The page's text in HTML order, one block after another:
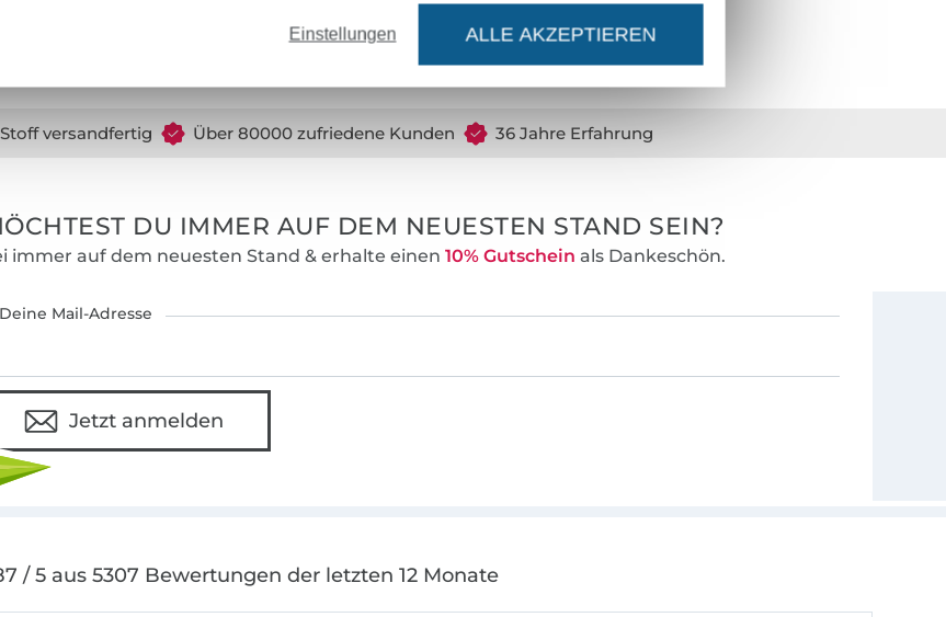
versandfertig Über 80000 zufriedene Kunden 36 Jahre Erfahrung
DU IMMER AUF DEM NEUESTEN STAND SEIN?
immer auf dem neuesten Stand & erhalte einen 10% Gutschein als Dankeschön.
Deine Mail-Adresse
Jetzt anmelden
/ 5 aus 5307 Bewertungen der letzten 12 Monate
Einstellungen ALLE AKZEPTIEREN